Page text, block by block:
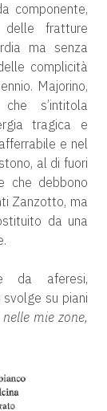
componente,
delle fratture
ma senza
complicità
Majorino,
s’intitola
tragica e
e nel
al di fuori
che debbono
Zanzotto, ma
da una
da aferesi,
su piani
mie zone,